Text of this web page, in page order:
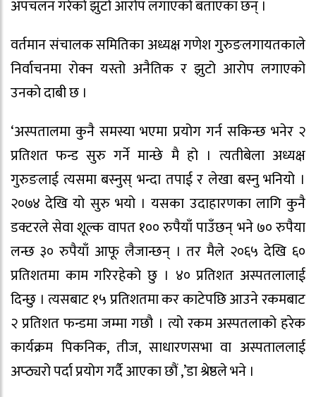
अपचलन गरेको झुटो आरोप लगाएको बताएका छन् ।
वर्तमान संचालक समितिका अध्यक्ष गणेश गुरुङलगायतकाले
निर्वाचनमा रोक्न यस्तो अनैतिक र झुटो आरोप लगाएको
उनकाे दाबी छ ।
‘अस्पतालमा कुनै समस्या भएमा प्रयोग गर्न सकिन्छ भनेर २
प्रतिशत फन्ड सुरु गर्ने मान्छे मै हो । त्यतीबेला अध्यक्ष
गुरुङलाई त्यसमा बस्नुस् भन्दा तपाई र लेखा बस्नु भनियो ।
२०७४ देखि यो सुरु भयो । यसका उदाहारणका लागि कुनै
डक्टरले सेवा शूल्क वापत १०० रुपैयाँ पाउँछन् भने ७० रुपैया
लन्छ ३० रुपैयाँ आफू लैजान्छन् । तर मैले २०६५ देखि ६०
प्रतिशतमा काम गरिरहेको छु । ४० प्रतिशत अस्पतलालाई
दिन्छु । त्यसबाट १५ प्रतिशतमा कर काटेपछि आउने रकमबाट
२ प्रतिशत फन्डमा जम्मा गछौ । त्यो रकम अस्पतलाको हरेक
कार्यक्रम पिकनिक, तीज, साधारणसभा वा अस्पताललाई
अप्ठ्यरो पर्दा प्रयोग गर्दै आएका छौं ,’डा श्रेष्ठले भने ।